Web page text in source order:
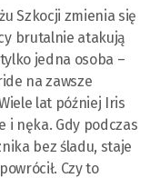
Szkocji zmienia się
brutalnie atakują
jedna osoba –
na zawsze
lat później Iris
i nęka. Gdy podczas
bez śladu, staje
Czy to